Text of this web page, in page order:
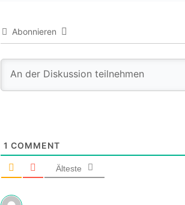
Abonnieren
1 COMMENT
Älteste